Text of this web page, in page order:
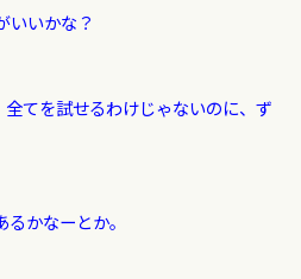
いいかな？
てを試せるわけじゃないのに、ず
かなーとか。